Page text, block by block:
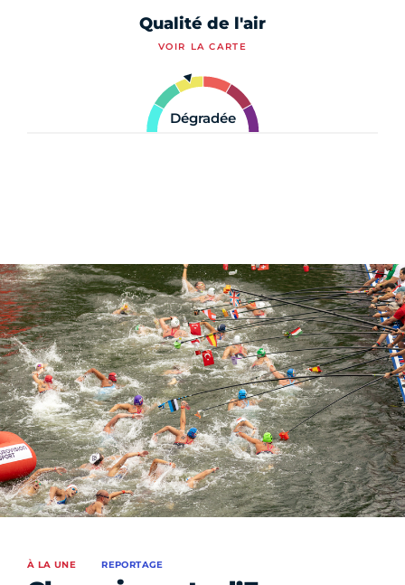
Qualité de l'air
VOIR LA CARTE
Dégradée
À LA UNE REPORTAGE